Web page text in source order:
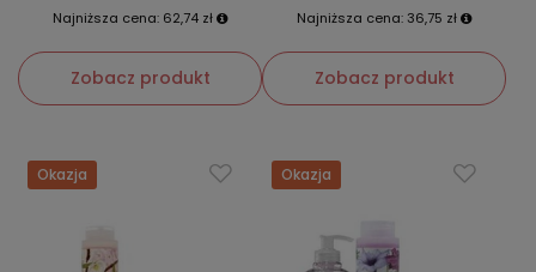
Najniższa cena: 62,74 zł
Zobacz produkt
Najniższa cena: 36,75 zł
Zobacz produkt
Okazja Okazja